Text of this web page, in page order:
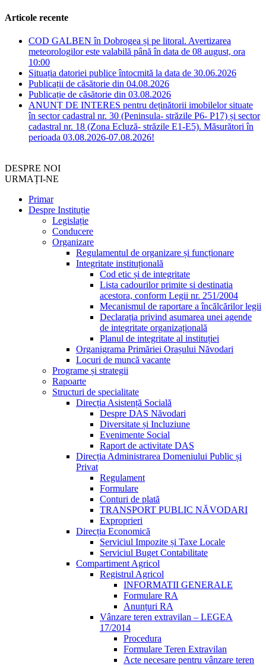
Articole recente
COD GALBEN în Dobrogea și pe litoral. Avertizarea
meteorologilor este valabilă până în data de 08 august, ora
10:00
Situația datoriei publice întocmită la data de 30.06.2026
Publicații de căsătorie din 04.08.2026
Publicație de căsătorie din 03.08.2026
ANUNȚ DE INTERES pentru deținătorii imobilelor situate
în sector cadastral nr. 30 (Peninsula- străzile P6- P17) și sector
cadastral nr. 18 (Zona Ecluză- străzile E1-E5). Măsurători în
perioada 03.08.2026-07.08.2026!
DESPRE NOI
URMAȚI-NE
Primar
Despre Instituție
Legislație
Conducere
Organizare
Regulamentul de organizare și funcționare
Integritate instituțională
Cod etic și de integritate
Lista cadourilor primite si destinatia
acestora, conform Legii nr. 251/2004
Mecanismul de raportare a încălcărilor legii
Declarația privind asumarea unei agende
de integritate organizațională
Planul de integritate al instituției
Organigrama Primăriei Orașului Năvodari
Locuri de muncă vacante
Programe și strategii
Rapoarte
Structuri de specialitate
Direcția Asistență Socială
Despre DAS Năvodari
Diversitate și Incluziune
Evenimente Social
Raport de activitate DAS
Direcția Administrarea Domeniului Public și
Privat
Regulament
Formulare
Conturi de plată
TRANSPORT PUBLIC NĂVODARI
Exproprieri
Direcția Economică
Serviciul Impozite și Taxe Locale
Serviciul Buget Contabilitate
Compartiment Agricol
Registrul Agricol
INFORMATII GENERALE
Formulare RA
Anunțuri RA
Vânzare teren extravilan – LEGEA
17/2014
Procedura
Formulare Teren Extravilan
Acte necesare pentru vânzare teren